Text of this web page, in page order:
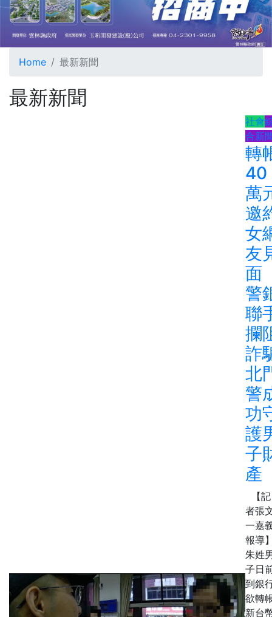
Home 最新新聞
最新新聞
社會
合新
轉
40
萬
邀
女
友
面
警
聯
攔
詐
北
警
功
護
子
產
【記
者張
一嘉
報導
朱姓
子日
到銀
欲轉
新台